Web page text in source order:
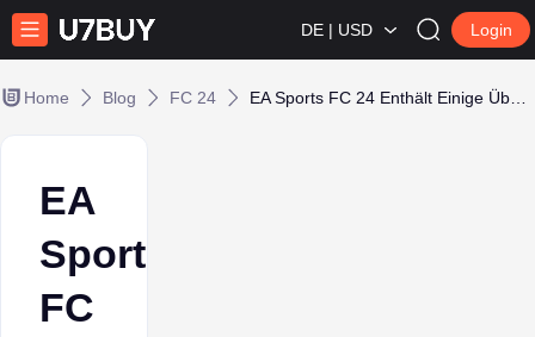
DE | USD Login
Home Blog FC 24
EA
Sports
FC